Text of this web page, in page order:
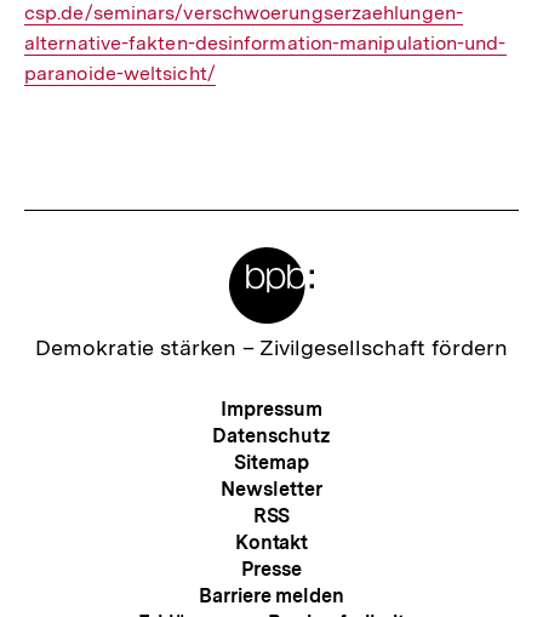
Link:
csp.de/seminars/verschwoerungserzaehlungen-
alternative-fakten-desinformation-manipulation-und-
paranoide-weltsicht/
Zur
Demokratie stärken – Zivilgesellschaft fördern
Meta-
Navigation
Impressum
Datenschutz
Sitemap
Newsletter
RSS
Kontakt
Presse
Barriere melden